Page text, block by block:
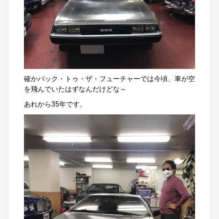
確かバック・トゥ・ザ・フューチャーでは今頃、車が空
を飛んでいたはずなんだけどな～
あれから35年です。